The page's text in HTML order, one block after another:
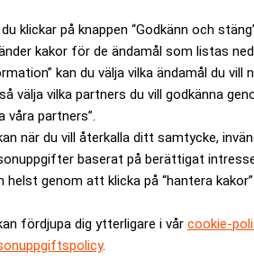
klickar på knappen “Godkänn och
kakor för de ändamål som listas
kan du välja vilka ändamål du vill
välja vilka partners du vill godkänna
våra partners”.
när du vill återkalla ditt samtycke,
baserat på berättigat
helst genom att klicka på “hantera
fördjupa dig ytterligare i vår cookie-
.
och GDPR"